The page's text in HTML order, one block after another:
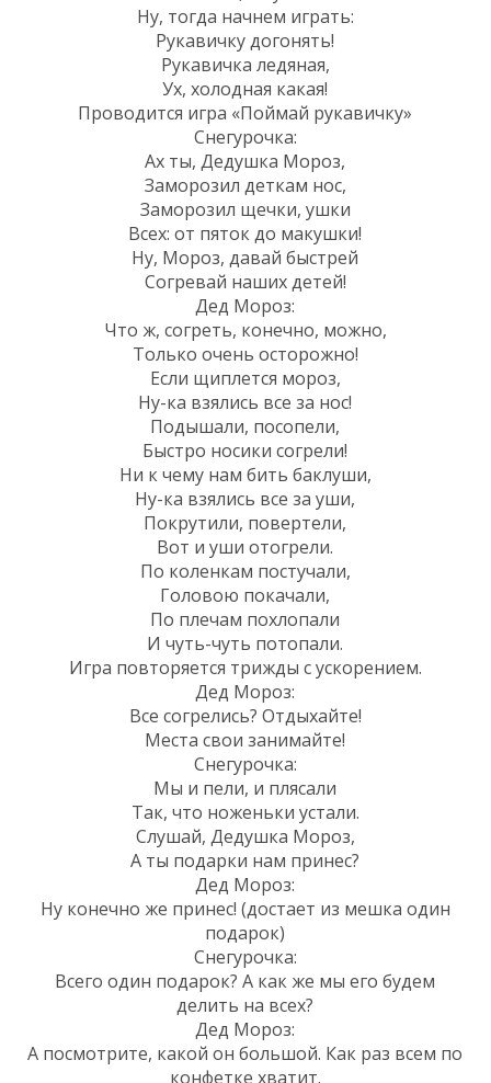
Ну, тогда начнем играть:
Рукавичку догонять!
Рукавичка ледяная,
Ух, холодная какая!
Проводится игра «Поймай рукавичку»
Снегурочка:
Ах ты, Дедушка Мороз,
Заморозил деткам нос,
Заморозил щечки, ушки
Всех: от пяток до макушки!
Ну, Мороз, давай быстрей
Согревай наших детей!
Дед Мороз:
Что ж, согреть, конечно, можно,
Только очень осторожно!
Если щиплется мороз,
Ну-ка взялись все за нос!
Подышали, посопели,
Быстро носики согрели!
Ни к чему нам бить баклуши,
Ну-ка взялись все за уши,
Покрутили, повертели,
Вот и уши отогрели.
По коленкам постучали,
Головою покачали,
По плечам похлопали
И чуть-чуть потопали.
Игра повторяется трижды с ускорением.
Дед Мороз:
Все согрелись? Отдыхайте!
Места свои занимайте!
Снегурочка:
Мы и пели, и плясали
Так, что ноженьки устали.
Слушай, Дедушка Мороз,
А ты подарки нам принес?
Дед Мороз:
Ну конечно же принес! (достает из мешка один
подарок)
Снегурочка:
Всего один подарок? А как же мы его будем
делить на всех?
Дед Мороз:
А посмотрите, какой он большой. Как раз всем по
конфетке хватит.